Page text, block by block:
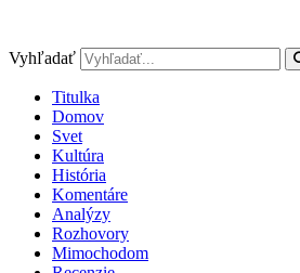
obsah
Vyhľadať
Titulka
Domov
Svet
Kultúra
História
Komentáre
Analýzy
Rozhovory
Mimochodom